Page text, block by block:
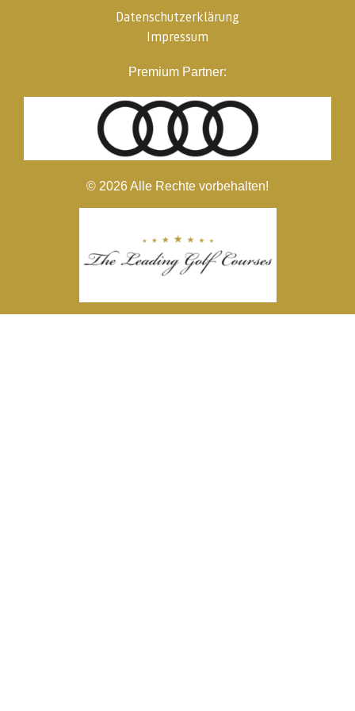
Datenschutzerklärung
Impressum
Premium Partner:
© 2026 Alle Rechte vorbehalten!